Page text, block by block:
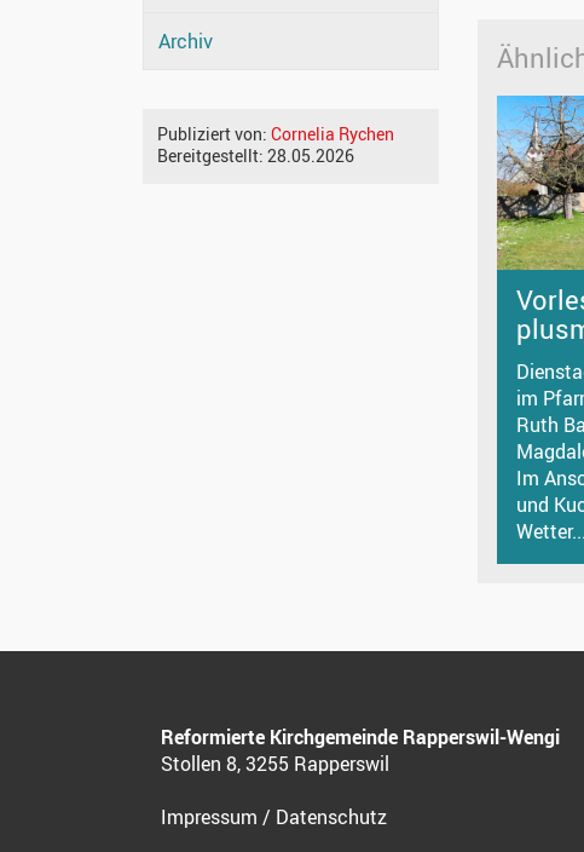
Archiv
Publiziert von: Cornelia Rychen
Bereitgestellt: 28.05.2026
im
Ruth
Im
und
Wetter...
Reformierte Kirchgemeinde Rapperswil-Wengi
Stollen 8, 3255 Rapperswil
Impressum / Datenschutz